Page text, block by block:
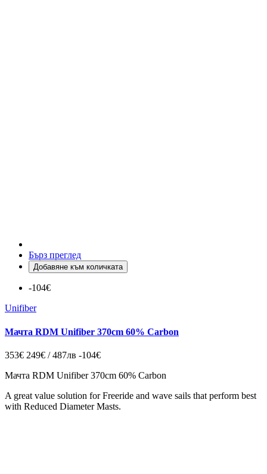
Бърз преглед
Добавяне към количката
-104€
Unifiber
Мачта RDM Unifiber 370cm 60% Carbon
353€ 249€ / 487лв -104€
Мачта RDM Unifiber 370cm 60% Carbon
A great value solution for Freeride and wave sails that perform best
with Reduced Diameter Masts.